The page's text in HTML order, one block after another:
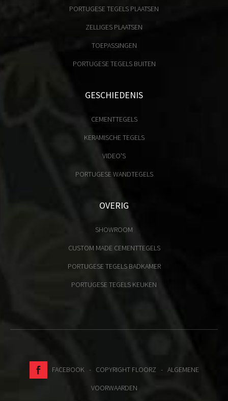
PORTUGESE TEGELS PLAATSEN
ZELLIGES PLAATSEN
TOEPASSINGEN
PORTUGESE TEGELS BUITEN
GESCHIEDENIS
CEMENTTEGELS
KERAMISCHE TEGELS
VIDEO'S
PORTUGESE WANDTEGELS
OVERIG
SHOWROOM
CUSTOM MADE CEMENTTEGELS
PORTUGESE TEGELS BADKAMER
PORTUGESE TEGELS KEUKEN
FACEBOOK - COPYRIGHT FLOORZ - ALGEMENE
VOORWAARDEN